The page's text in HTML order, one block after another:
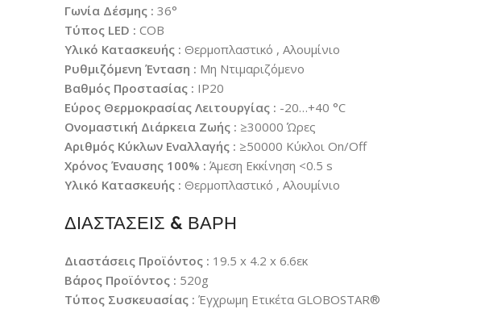
Γωνία Δέσμης : 36°
Τύπος LED : COB
Υλικό Κατασκευής : Θερμοπλαστικό , Αλουμίνιο
Ρυθμιζόμενη Ένταση : Μη Ντιμαριζόμενο
Βαθμός Προστασίας : IP20
Εύρος Θερμοκρασίας Λειτουργίας : -20…+40 °C
Ονομαστική Διάρκεια Ζωής : ≥30000 Ώρες
Αριθμός Κύκλων Εναλλαγής : ≥50000 Κύκλοι On/Off
Χρόνος Έναυσης 100% : Άμεση Εκκίνηση <0.5 s
Υλικό Κατασκευής : Θερμοπλαστικό , Αλουμίνιο
ΔΙΑΣΤΑΣΕΙΣ & ΒΑΡΗ
Διαστάσεις Προϊόντος : 19.5 x 4.2 x 6.6εκ
Βάρος Προϊόντος : 520g
Τύπος Συσκευασίας : Έγχρωμη Ετικέτα GLOBOSTAR®